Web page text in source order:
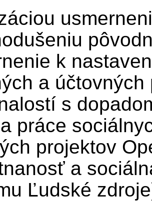
k
a
s
práce
projektov
a
Ľudské